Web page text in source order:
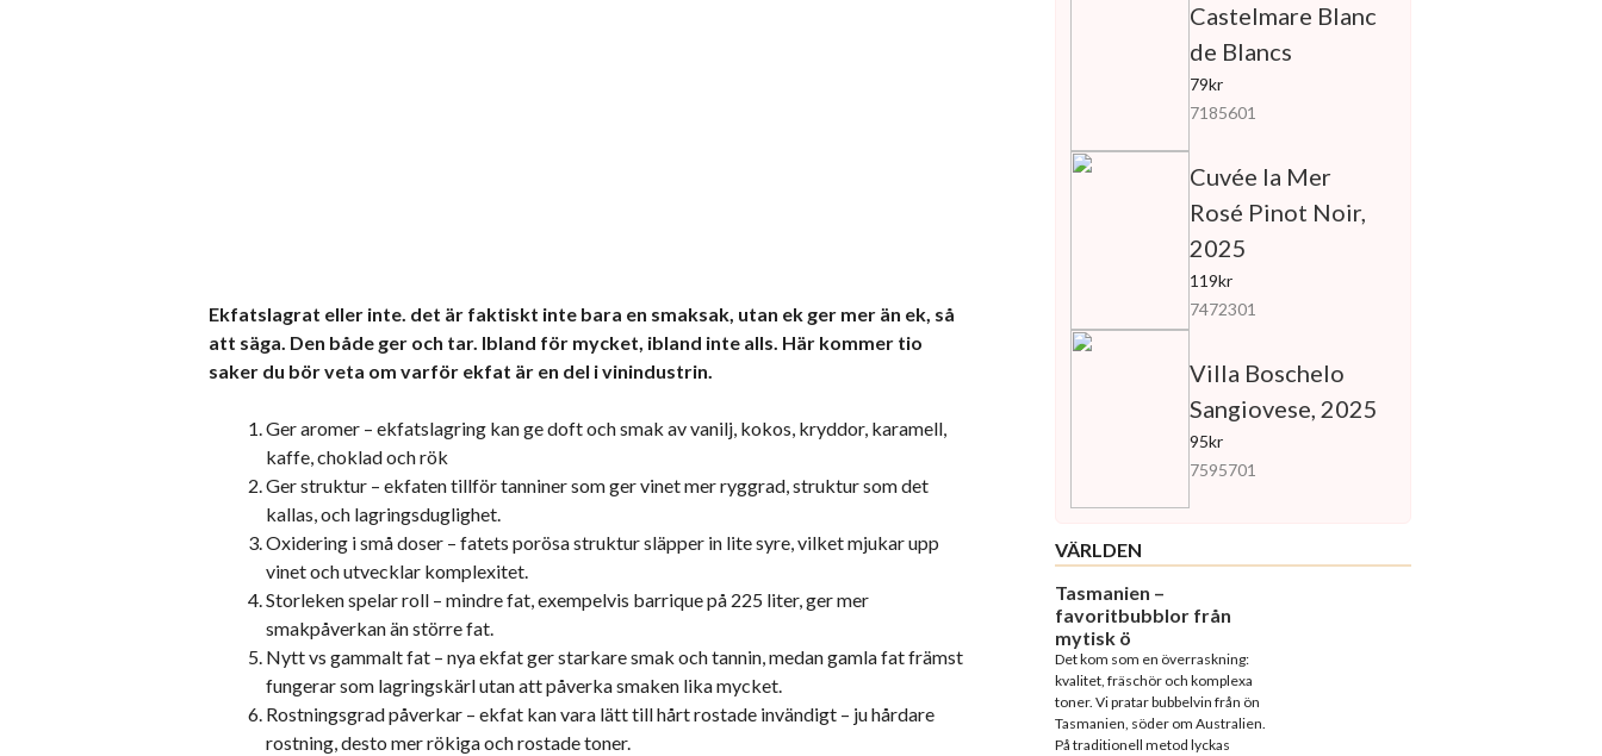
Ekfatslagrat eller inte. det är faktiskt inte bara en smaksak, utan ek ger mer än ek, så
att säga. Den både ger och tar. Ibland för mycket, ibland inte alls. Här kommer tio
saker du bör veta om varför ekfat är en del i vinindustrin.
Ger aromer – ekfatslagring kan ge doft och smak av vanilj, kokos, kryddor, karamell,
kaffe, choklad och rök
Ger struktur – ekfaten tillför tanniner som ger vinet mer ryggrad, struktur som det
kallas, och lagringsduglighet.
Oxidering i små doser – fatets porösa struktur släpper in lite syre, vilket mjukar upp
vinet och utvecklar komplexitet.
Storleken spelar roll – mindre fat, exempelvis barrique på 225 liter, ger mer
smakpåverkan än större fat.
Nytt vs gammalt fat – nya ekfat ger starkare smak och tannin, medan gamla fat främst
fungerar som lagringskärl utan att påverka smaken lika mycket.
Rostningsgrad påverkar – ekfat kan vara lätt till hårt rostade invändigt – ju hårdare
rostning, desto mer rökiga och rostade toner.
Castelmare Blanc
de Blancs
79kr
7185601
Cuvée la Mer
Rosé Pinot Noir,
2025
119kr
7472301
Villa Boschelo
Sangiovese, 2025
95kr
7595701
VÄRLDEN
Tasmanien –
favoritbubblor från
mytisk ö
Det kom som en överraskning:
kvalitet, fräschör och komplexa
toner. Vi pratar bubbelvin från ön
Tasmanien, söder om Australien.
På traditionell metod lyckas